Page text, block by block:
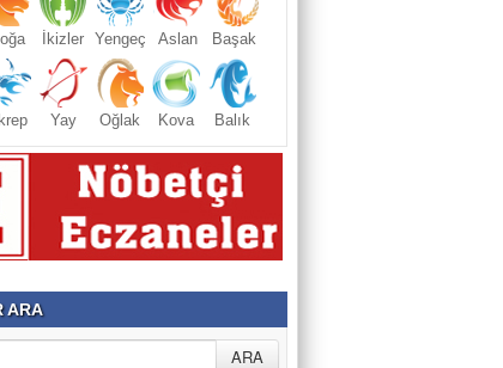
İkizler Yengeç Aslan Başak
Yay Oğlak Kova Balık
ARA